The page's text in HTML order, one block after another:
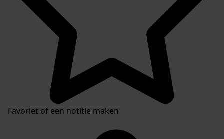
Favoriet of een notitie maken